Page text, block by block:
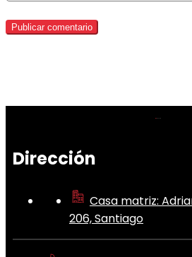
Dirección
Casa matriz:
206, Santiago